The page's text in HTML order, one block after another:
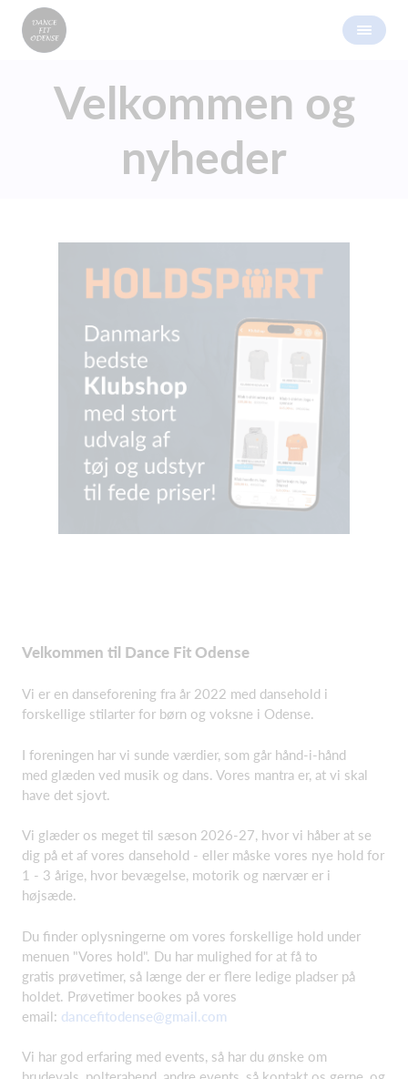
Velkommen og
nyheder
Velkommen til Dance Fit Odense
Vi er en danseforening fra år 2022 med dansehold i
forskellige stilarter for børn og voksne i Odense.
I foreningen har vi sunde værdier, som går hånd-i-hånd
med glæden ved musik og dans. Vores mantra er, at vi skal
have det sjovt.
Vi glæder os meget til sæson 2026-27, hvor vi håber at se
dig på et af vores dansehold - eller måske vores nye hold for
1 - 3 årige, hvor bevægelse, motorik og nærvær er i
højsæde.
Du finder oplysningerne om vores forskellige hold under
menuen "Vores hold". Du har mulighed for at få to
gratis prøvetimer, så længe der er flere ledige pladser på
holdet. Prøvetimer bookes på vores
email: dancefitodense@gmail.com
Vi har god erfaring med events, så har du ønske om